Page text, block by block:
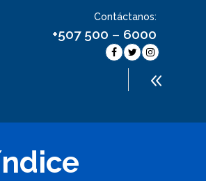
Contáctanos:
+507 500 – 6000